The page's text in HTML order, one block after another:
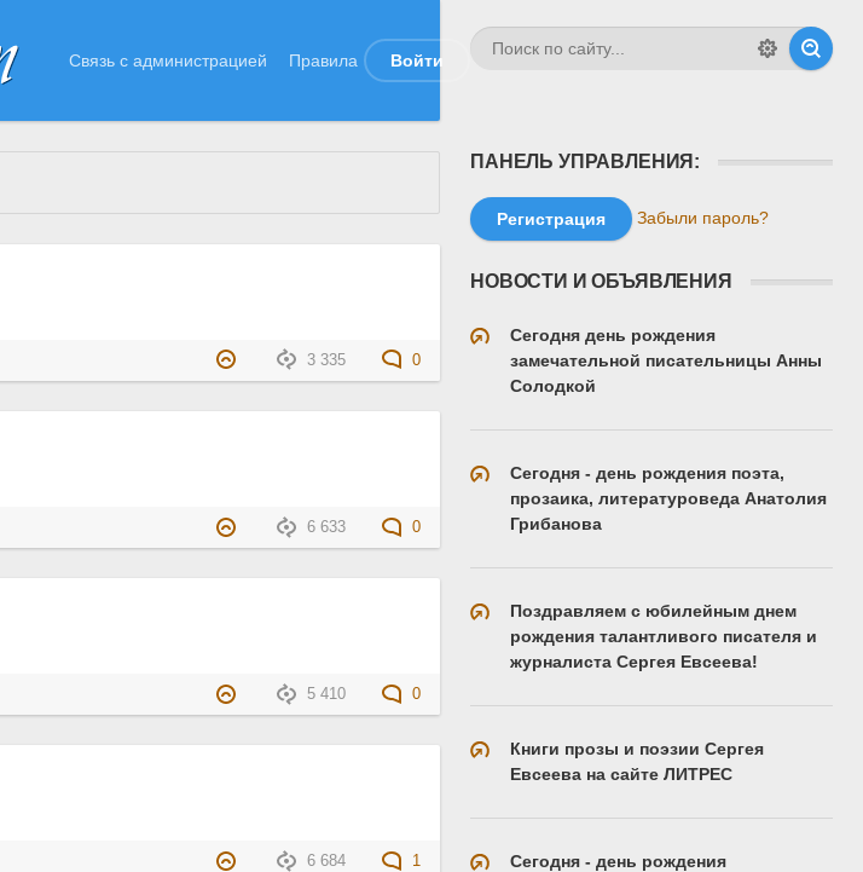
Связь с администрацией Правила Войти
3 335 0
6 633 0
5 410 0
6 684 1
ПАНЕЛЬ УПРАВЛЕНИЯ:
Регистрация Забыли пароль?
НОВОСТИ И ОБЪЯВЛЕНИЯ
Сегодня день рождения
замечательной писательницы Анны
Солодкой
Сегодня - день рождения поэта,
прозаика, литературоведа Анатолия
Грибанова
Поздравляем с юбилейным днем
рождения талантливого писателя и
журналиста Сергея Евсеева!
Книги прозы и поэзии Сергея
Евсеева на сайте ЛИТРЕС
Сегодня - день рождения